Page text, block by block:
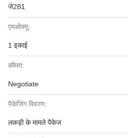
जे281
एमओक्यू:
1 इकाई
कीमत:
Negotiate
पैकेजिंग विवरण:
लकड़ी के मामले पैकेज